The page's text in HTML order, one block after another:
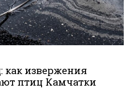
как извержения
птиц Камчатки